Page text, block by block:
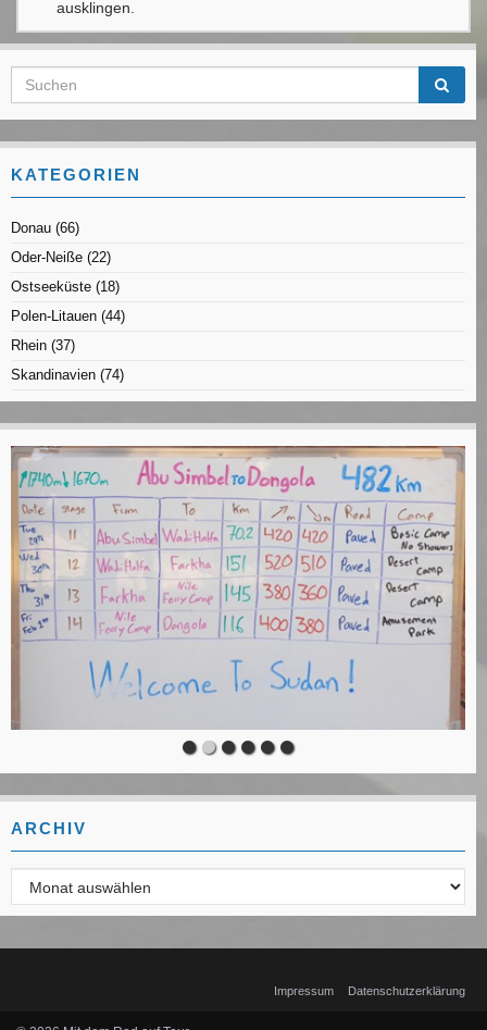
ausklingen.
KATEGORIEN
Donau (66)
Oder-Neiße (22)
Ostseeküste (18)
Polen-Litauen (44)
Rhein (37)
Skandinavien (74)
ARCHIV
Impressum Datenschutzerklärung